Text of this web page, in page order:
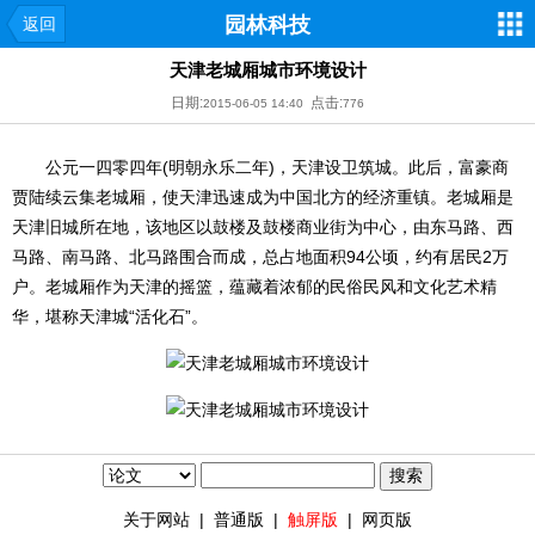
返回 园林科技
天津老城厢城市环境设计
日期:2015-06-05 14:40 点击:776
公元一四零四年(明朝永乐二年)，天津设卫筑城。此后，富豪商
贾陆续云集老城厢，使天津迅速成为中国北方的经济重镇。老城厢是
天津旧城所在地，该地区以鼓楼及鼓楼商业街为中心，由东马路、西
马路、南马路、北马路围合而成，总占地面积94公顷，约有居民2万
户。老城厢作为天津的摇篮，蕴藏着浓郁的民俗民风和文化艺术精
华，堪称天津城“活化石”。
关于网站 | 普通版 | 触屏版 | 网页版